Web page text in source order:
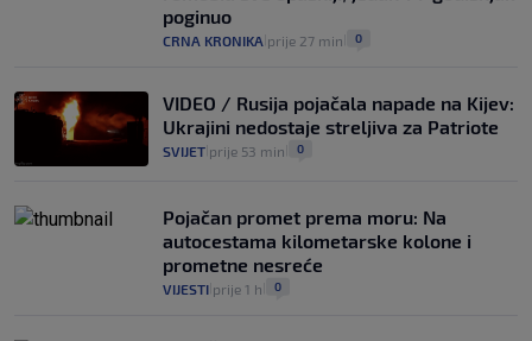
poginuo
CRNA KRONIKA prije 27 min 0
VIDEO / Rusija pojačala napade na Kijev:
Ukrajini nedostaje streljiva za Patriote
SVIJET prije 53 min 0
Pojačan promet prema moru: Na
autocestama kilometarske kolone i
prometne nesreće
VIJESTI prije 1 h 0